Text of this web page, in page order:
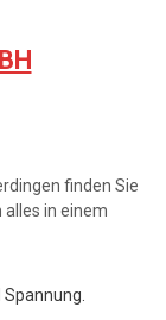
finden Sie
alles in einem